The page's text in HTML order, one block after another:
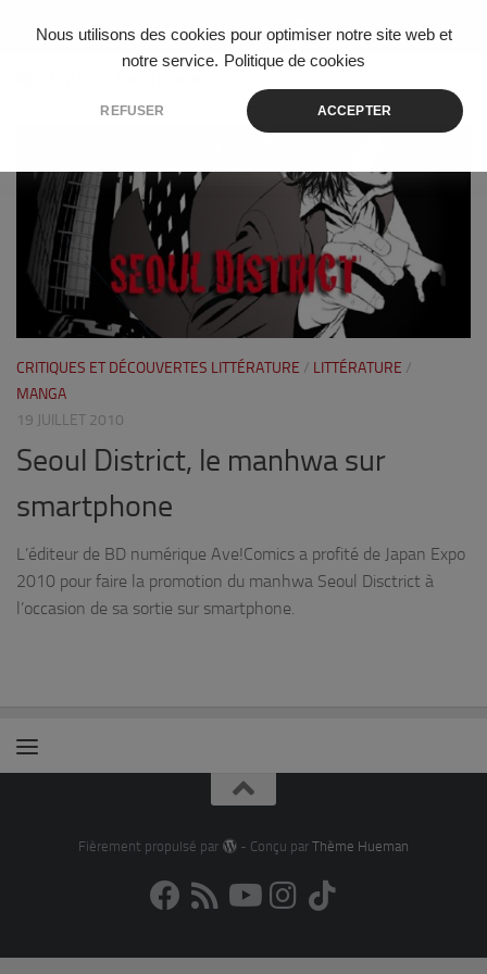
Nous utilisons des cookies pour optimiser notre site web et
notre service. Politique de cookies
REFUSER ACCEPTER
Skip to content
CRITIQUES ET DÉCOUVERTES LITTÉRATURE / LITTÉRATURE /
MANGA
19 JUILLET 2010
Seoul District, le manhwa sur
smartphone
L’éditeur de BD numérique Ave!Comics a profité de Japan Expo
2010 pour faire la promotion du manhwa Seoul Disctrict à
l’occasion de sa sortie sur smartphone.
Fièrement propulsé par - Conçu par Thème Hueman